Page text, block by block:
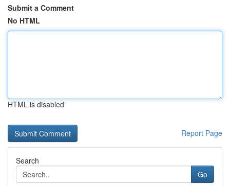
Submit a Comment
No HTML
HTML is disabled
Report Page
Search
Go